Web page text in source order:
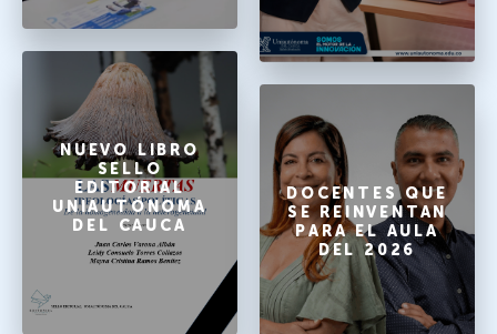
NUEVO LIBRO
SELLO
EDITORIAL
UNIAUTÓNOMA
DEL CAUCA
DOCENTES QUE
SE REINVENTAN
PARA EL AULA
DEL 2026